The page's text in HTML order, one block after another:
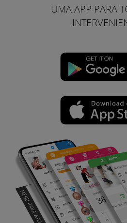
UMA APP PARA